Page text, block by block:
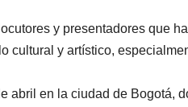
y presentadores que
cultural y artístico,
abril en la ciudad de Bogotá,